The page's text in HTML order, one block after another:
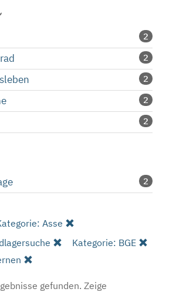
2
2
2
2
2
2
Asse
Kategorie: BGE
gefunden. Zeige